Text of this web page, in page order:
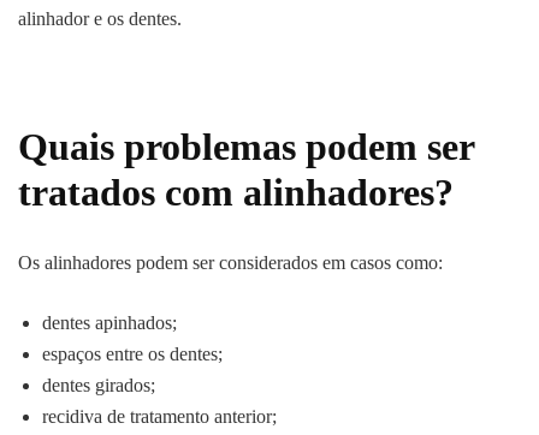
alinhador e os dentes.
Quais problemas podem ser
tratados com alinhadores?
Os alinhadores podem ser considerados em casos como:
dentes apinhados;
espaços entre os dentes;
dentes girados;
recidiva de tratamento anterior;